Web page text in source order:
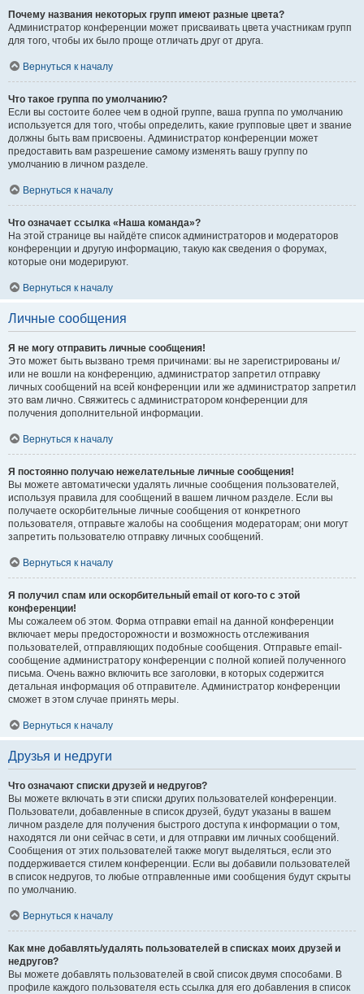
Почему названия некоторых групп имеют разные цвета?
Администратор конференции может присваивать цвета участникам групп
для того, чтобы их было проще отличать друг от друга.
Вернуться к началу
Что такое группа по умолчанию?
Если вы состоите более чем в одной группе, ваша группа по умолчанию
используется для того, чтобы определить, какие групповые цвет и звание
должны быть вам присвоены. Администратор конференции может
предоставить вам разрешение самому изменять вашу группу по
умолчанию в личном разделе.
Вернуться к началу
Что означает ссылка «Наша команда»?
На этой странице вы найдёте список администраторов и модераторов
конференции и другую информацию, такую как сведения о форумах,
которые они модерируют.
Вернуться к началу
Личные сообщения
Я не могу отправить личные сообщения!
Это может быть вызвано тремя причинами: вы не зарегистрированы и/
или не вошли на конференцию, администратор запретил отправку
личных сообщений на всей конференции или же администратор запретил
это вам лично. Свяжитесь с администратором конференции для
получения дополнительной информации.
Вернуться к началу
Я постоянно получаю нежелательные личные сообщения!
Вы можете автоматически удалять личные сообщения пользователей,
используя правила для сообщений в вашем личном разделе. Если вы
получаете оскорбительные личные сообщения от конкретного
пользователя, отправьте жалобы на сообщения модераторам; они могут
запретить пользователю отправку личных сообщений.
Вернуться к началу
Я получил спам или оскорбительный email от кого-то с этой
конференции!
Мы сожалеем об этом. Форма отправки email на данной конференции
включает меры предосторожности и возможность отслеживания
пользователей, отправляющих подобные сообщения. Отправьте email-
сообщение администратору конференции с полной копией полученного
письма. Очень важно включить все заголовки, в которых содержится
детальная информация об отправителе. Администратор конференции
сможет в этом случае принять меры.
Вернуться к началу
Друзья и недруги
Что означают списки друзей и недругов?
Вы можете включать в эти списки других пользователей конференции.
Пользователи, добавленные в список друзей, будут указаны в вашем
личном разделе для получения быстрого доступа к информации о том,
находятся ли они сейчас в сети, и для отправки им личных сообщений.
Сообщения от этих пользователей также могут выделяться, если это
поддерживается стилем конференции. Если вы добавили пользователей
в список недругов, то любые отправленные ими сообщения будут скрыты
по умолчанию.
Вернуться к началу
Как мне добавлять/удалять пользователей в списках моих друзей и
недругов?
Вы можете добавлять пользователей в свой список двумя способами. В
профиле каждого пользователя есть ссылка для его добавления в список